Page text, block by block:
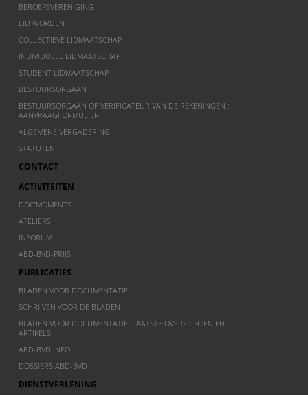
BEROEPSVERENIGING
LID WORDEN
COLLECTIEVE LIDMAATSCHAP
INDIVIDUELE LIDMAATSCHAP
STUDENT LIDMAATSCHAP
BESTUURSORGAAN
BESTUURSORGAAN OF VERIFICATEUR VAN DE REKENINGEN :
AANVRAAGFORMULIER
ALGEMENE VERGADERING
STATUTEN
CONTACT
ACTIVITEITEN
DOC’MOMENTS
ATELIERS
INFORUM
ABD-BVD-PRIJS
PUBLICATIES
BLADEN VOOR DOCUMENTATIE
SCHRIJVEN VOOR DE BLADEN
BLADEN VOOR DOCUMENTATIE: LAATSTE OVERZICHTEN EN
ARTIKELS
ABD-BVD INFO
DOSSIERS ABD-BVD
DIENSTVERLENING